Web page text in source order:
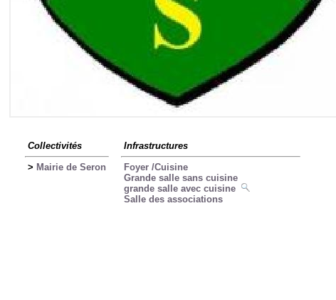
Collectivités
> Mairie de Seron
Infrastructures
Foyer /Cuisine
Grande salle sans cuisine
grande salle avec cuisine
Salle des associations